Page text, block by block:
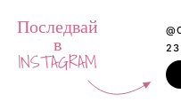
Последвай
в
INSTAGRAM